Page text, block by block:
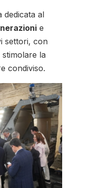
dedicata al
e
settori, con
stimolare la
condiviso.